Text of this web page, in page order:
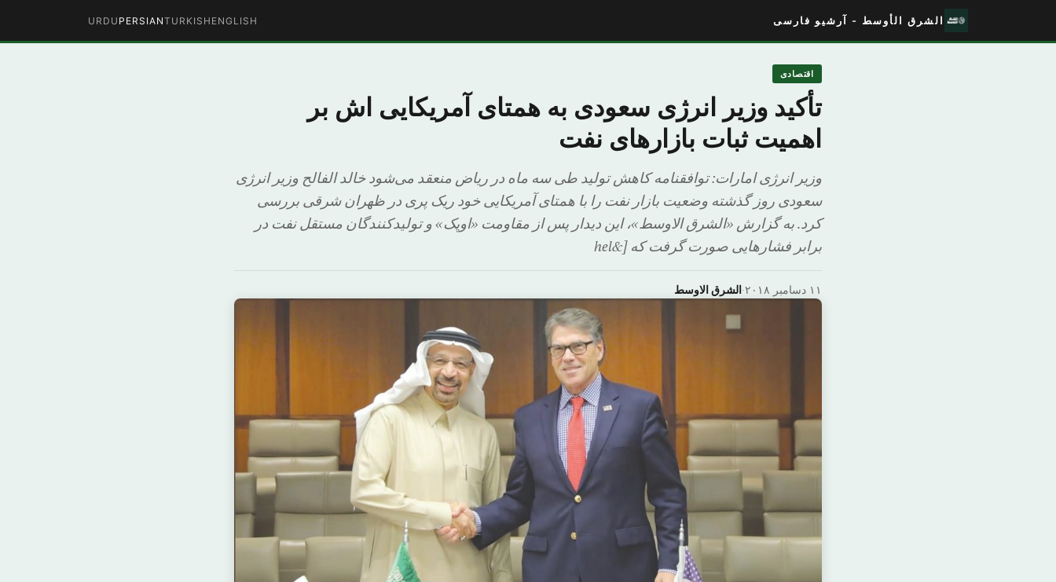
الشرق الأوسط - آرشیو فارسی ENGLISH
TURKISH
PERSIAN
URDU
اقتصادی
تأکید وزیر انرژی سعودی به همتای آمریکایی اش بر
اهمیت ثبات بازارهای نفت
وزیر انرژی امارات: توافقنامه کاهش تولید طی سه ماه در ریاض منعقد می‌شود خالد الفالح وزیر انرژی
سعودی روز گذشته وضعیت بازار نفت را با همتای آمریکایی خود ریک پری در ظهران شرقی بررسی
کرد. به گزارش «الشرق الاوسط»، این دیدار پس از مقاومت «اوپک» و تولیدکنندگان مستقل نفت در
برابر فشارهایی صورت گرفت که [&hel
الشرق الاوسط· ۱۱ دسامبر ۲۰۱۸